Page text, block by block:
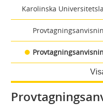
Karolinska